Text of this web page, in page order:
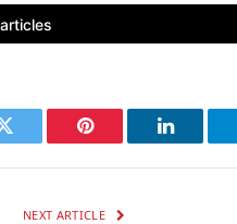
Twitter Pinterest LinkedIn
NEXT ARTICLE